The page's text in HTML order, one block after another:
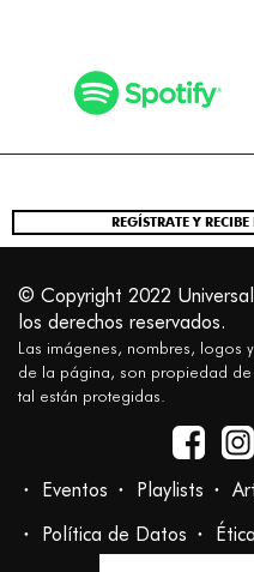
REGÍSTRATE Y
© Copyright 2022 Universal
los derechos reservados.
Las imágenes, nombres, logos
de la página, son propiedad
tal están protegidas.
Eventos Playlists
Política de Datos